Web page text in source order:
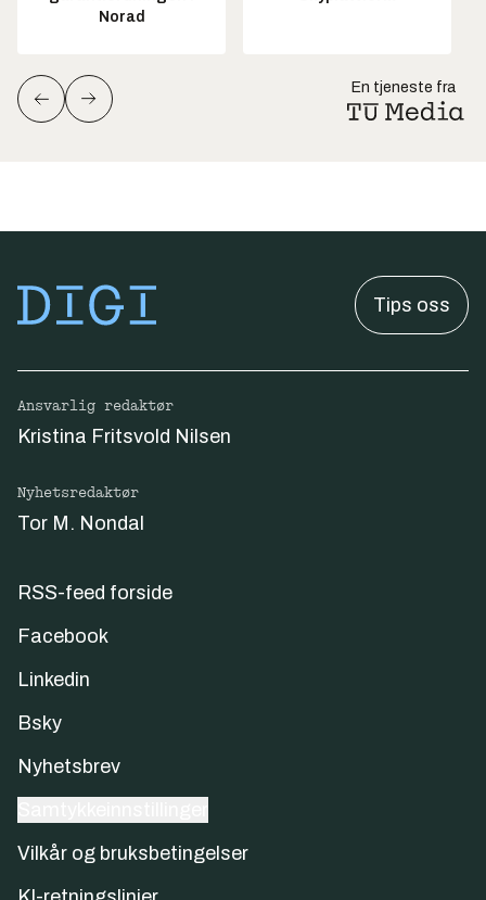
Norad
En tjeneste fra
Tips oss
Ansvarlig redaktør
Kristina Fritsvold Nilsen
Nyhetsredaktør
Tor M. Nondal
RSS-feed forside
Facebook
Linkedin
Bsky
Nyhetsbrev
Vilkår og bruksbetingelser